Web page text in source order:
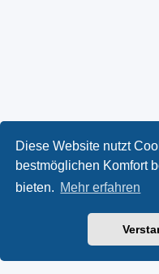
Diese Website nutzt
bestmöglichen Komfort
bieten. Mehr erfahren